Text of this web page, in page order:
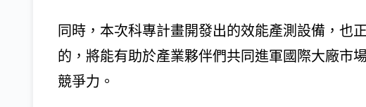
同時，本次科專計畫開發出的效能產測設備，也
的，將能有助於產業夥伴們共同進軍國際大廠市
競爭力。